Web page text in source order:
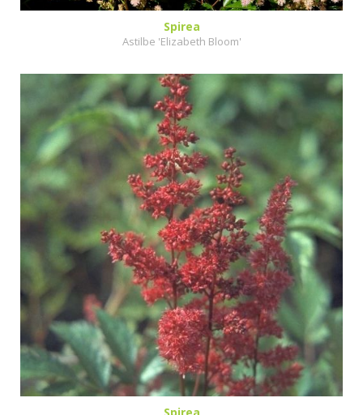
Spirea
Astilbe 'Elizabeth Bloom'
Spirea